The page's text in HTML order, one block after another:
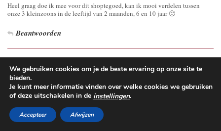
Heel graag doe ik mee voor dit shoptegoed, kan ik mooi verdelen tussen
onze 3 kleinzoons in de leeftijd van 2 maanden, 6 en 10 jaar 🙂
Beantwoorden
JIKKE
januari 1, 2018 / 5:16 pm
Altijd handig, een cadeaubon van Intertoys. Ik doe mee.
Beantwoorden
We gebruiken cookies om je de beste ervaring op onze site te
bieden.
Je kunt meer informatie vinden over welke cookies we gebruiken
of deze uitschakelen in de instellingen.
Accepteer Afwijzen